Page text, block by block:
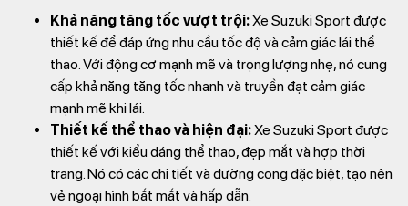
Khả năng tăng tốc vượt trội:Xe Suzuki Sport được
thiết kế để đáp ứng nhu cầu tốc độ và cảm giác lái thể
thao. Với động cơ mạnh mẽ và trọng lượng nhẹ, nó cung
cấp khả năng tăng tốc nhanh và truyền đạt cảm giác
mạnh mẽ khi lái.
Thiết kế thể thao và hiện đại:Xe Suzuki Sport được
thiết kế với kiểu dáng thể thao, đẹp mắt và hợp thời
trang. Nó có các chi tiết và đường cong đặc biệt, tạo nên
vẻ ngoại hình bắt mắt và hấp dẫn.